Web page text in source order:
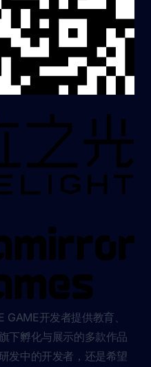
开发者提供教育、
下孵化与展示的多款作品
发中的开发者，还是希望